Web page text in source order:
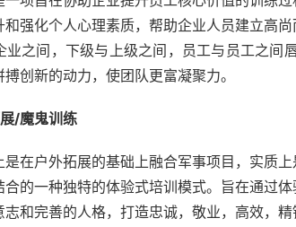
和强化个人心理素质，帮助企业人员建立高
业之间，下级与上级之间，员工与员工之间
创新的动力，使团队更富凝聚力。
/魔鬼训练
是在户外拓展的基础上融合军事项目，实质
合的一种独特的体验式培训模式。旨在通过
和完善的人格，打造忠诚，敬业，高效，